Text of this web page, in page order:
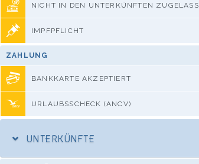
NICHT IN DEN UNTERKÜNFTEN
IMPFPFLICHT
ZAHLUNG
BANKKARTE AKZEPTIERT
URLAUBSSCHECK (ANCV)
UNTERKÜNFTE